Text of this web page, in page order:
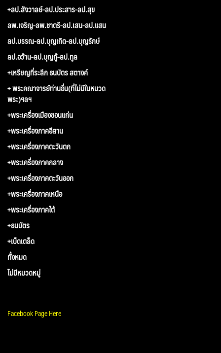
+ลป.สังวาลย์-ลป.ประสาร-ลป.สุข
ลพ.เจริญ-ลพ.ชาตรี-ลป.เสน-ลป.แสน
ลป.บรรณ-ลป.บุญเกิด-ลป.บุญรักษ์
ลป.อว้าน-ลป.บุญกู้-ลป.ทูล
+เหรียญที่ระลึก ธนบัตร สตางค์
+ พระคณาจารย์ท่านอื่น(ที่ไม่มีในหมวด
พระ)ฯลฯ
+พระเครื่องเมืองขอนแก่น
+พระเครื่องภาคอีสาน
+พระเครื่องภาคตะวันตก
+พระเครื่องภาคกลาง
+พระเครื่องภาคตะวันออก
+พระเครื่องภาคเหนือ
+พระเครื่องภาคใต้
+ธนบัตร
+เบ็ดเตล็ด
ทั้งหมด
ไม่มีหมวดหมู่
Facebook Page Here